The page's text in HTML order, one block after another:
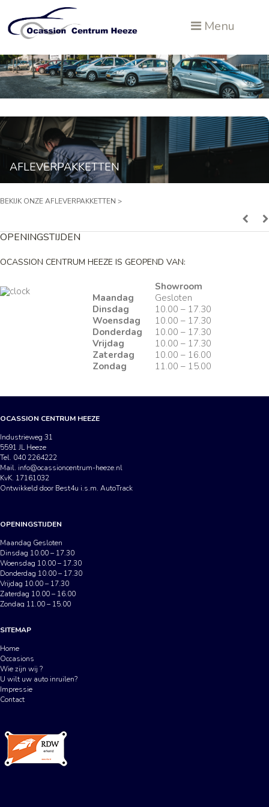
Menu
AFLEVERPAKKETTEN
BEKIJK ONZE AFLEVERPAKKETTEN >
OPENINGSTIJDEN
OCASSION CENTRUM HEEZE IS GEOPEND VAN:
Showroom
Maandag
Gesloten
Dinsdag
10.00 – 17.30
Woensdag
10.00 – 17.30
Donderdag
10.00 – 17.30
Vrijdag
10.00 – 17.30
Zaterdag
10.00 – 16.00
Zondag
11.00 – 15.00
OCASSION CENTRUM HEEZE
Industrieweg 31
5591 JL Heeze
Tel. 040 2264222
Mail. info@ocassioncentrum-heeze.nl
KvK. 17161032
Ontwikkeld door Best4u i.s.m. AutoTrack
OPENINGSTIJDEN
Maandag Gesloten
Dinsdag 10.00 – 17.30
Woensdag 10.00 – 17.30
Donderdag 10.00 – 17.30
Vrijdag 10.00 – 17.30
Zaterdag 10.00 – 16.00
Zondag 11.00 – 15.00
SITEMAP
Home
Occasions
Wie zijn wij ?
U wilt uw auto inruilen?
Impressie
Contact